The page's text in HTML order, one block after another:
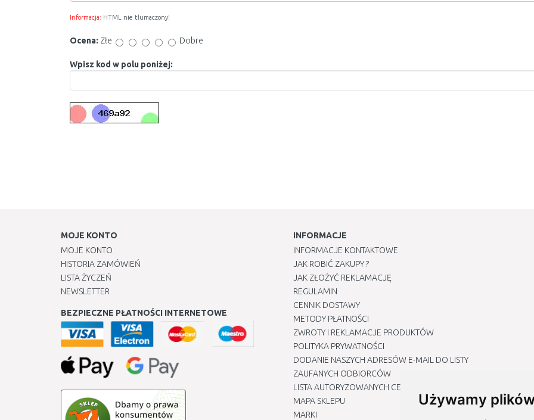
Używamy
Informacja: HTML nie tłumaczony!
Ocena: Złe Dobre
Wpisz kod w polu poniżej:
MOJE KONTO
MOJE KONTO
HISTORIA ZAMÓWIEŃ
LISTA ŻYCZEŃ
NEWSLETTER
BEZPIECZNE PŁATNOŚCI INTERNETOWE
INFORMACJE
INFORMACJE KONTAKTOWE
JAK ROBIĆ ZAKUPY ?
JAK ZŁOŻYĆ REKLAMACJĘ
REGULAMIN
CENNIK DOSTAWY
METODY PŁATNOŚCI
ZWROTY I REKLAMACJE PRODUKTÓW
POLITYKA PRYWATNOŚCI
DODANIE NASZYCH ADRESÓW E-MAIL DO LISTY
ZAUFANYCH ODBIORCÓW
LISTA AUTORYZOWANYCH CENTRÓW SERWISOWYCH
MAPA SKLEPU
MARKI